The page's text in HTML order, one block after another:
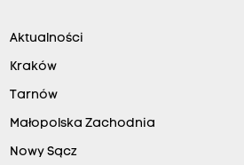
Aktualności
Kraków
Tarnów
Małopolska Zachodnia
Nowy Sącz